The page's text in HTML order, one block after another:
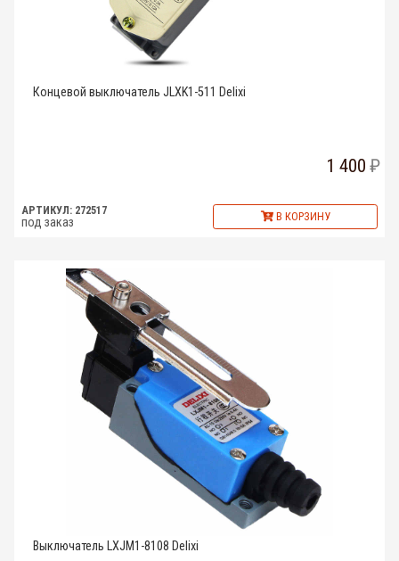
Концевой выключатель JLXK1-511 Delixi
1 400
АРТИКУЛ: 272517
под заказ В КОРЗИНУ
Выключатель LXJM1-8108 Delixi